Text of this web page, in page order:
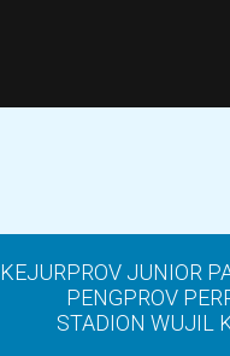
KEJURPROV JUNIOR
PENGPROV
STADION WUJIL